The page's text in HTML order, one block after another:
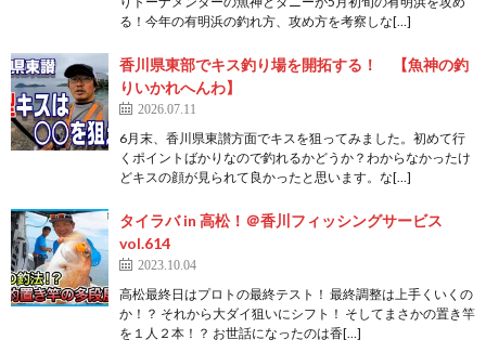
る！今年の有明浜の釣れ方、攻め方を考察しな[…]
香川県東部でキス釣り場を開拓する！ 【魚神の釣
りいかれへんわ】
2026.07.11
6月末、香川県東讃方面でキスを狙ってみました。初めて行
くポイントばかりなので釣れるかどうか？わからなかったけ
どキスの顔が見られて良かったと思います。な[…]
タイラバ in 高松！＠香川フィッシングサービス
vol.614
2023.10.04
高松最終日はプロトの最終テスト！ 最終調整は上手くいくの
か！？ それから大ダイ狙いにシフト！ そしてまさかの置き竿
を１人２本！？ お世話になったのは香[…]